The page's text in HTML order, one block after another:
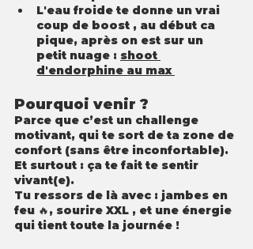
L'eau froide te donne un vrai
coup de boost , au début ca
pique, après on est sur un
petit nuage : shoot
d'endorphine au max
Pourquoi venir ?
Parce que c’est un challenge
motivant, qui te sort de ta zone de
confort (sans être inconfortable).
Et surtout : ça te fait te sentir
vivant(e).
Tu ressors de là avec : jambes en
feu 🔥, sourire XXL , et une énergie
qui tient toute la journée !